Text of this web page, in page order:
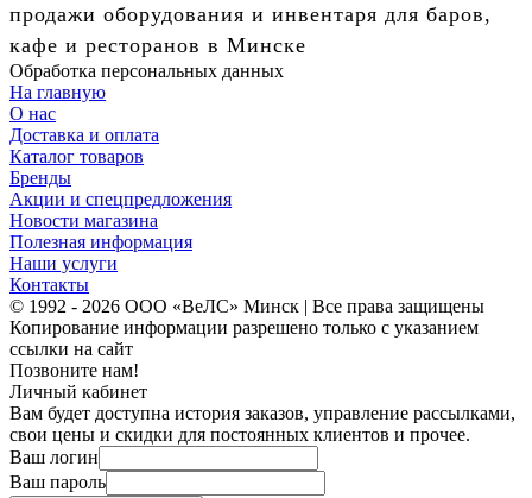
продажи оборудования и инвентаря для баров,
кафе и ресторанов в Минске
Обработка персональных данных
На главную
О нас
Доставка и оплата
Каталог товаров
Бренды
Акции и спецпредложения
Новости магазина
Полезная информация
Наши услуги
Контакты
© 1992 - 2026 ООО «ВеЛС» Минск | Все права защищены
Копирование информации разрешено только с указанием
ссылки на сайт
Позвоните нам!
Личный кабинет
Вам будет доступна история заказов, управление рассылками,
свои цены и скидки для постоянных клиентов и прочее.
Ваш логин
Ваш пароль